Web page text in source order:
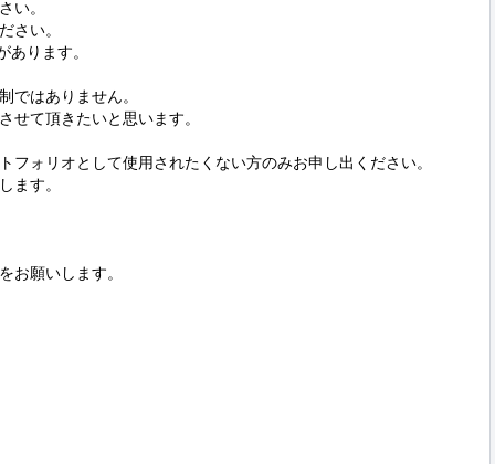
い。
さい。
ります。
ではありません。
せて頂きたいと思います。
フォリオとして使用されたくない方のみお申し出ください。
ます。
お願いします。